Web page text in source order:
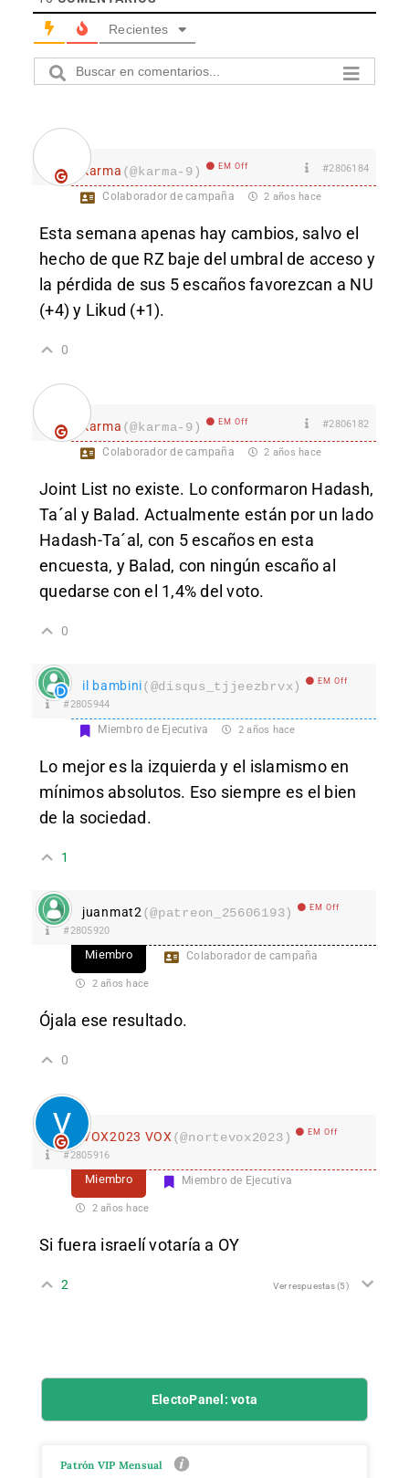
Recientes
karma (@karma-9) EM Off #2806184
Colaborador de campaña 2 años hace
Esta semana apenas hay cambios, salvo el
hecho de que RZ baje del umbral de acceso y
la pérdida de sus 5 escaños favorezcan a NU
(+4) y Likud (+1).
0
karma (@karma-9) EM Off #2806182
Colaborador de campaña 2 años hace
Joint List no existe. Lo conformaron Hadash,
Ta´al y Balad. Actualmente están por un lado
Hadash-Ta´al, con 5 escaños en esta
encuesta, y Balad, con ningún escaño al
quedarse con el 1,4% del voto.
0
il bambini(@disqus_tjjeezbrvx) EM Off
#2805944
Miembro de Ejecutiva 2 años hace
Lo mejor es la izquierda y el islamismo en
mínimos absolutos. Eso siempre es el bien
de la sociedad.
1
juanmat2 (@patreon_25606193) EM Off
#2805920
Miembro Colaborador de campaña
2 años hace
Ójala ese resultado.
0
VOX2023 VOX (@nortevox2023) EM Off
#2805916
Miembro Miembro de Ejecutiva
2 años hace
Si fuera israelí votaría a OY
2 Ver respuestas(5)
ElectoPanel: vota
Patrón VIP Mensual